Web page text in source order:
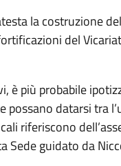
la costruzione
del
è più probabile
datarsi tra
riferiscono
Sede guidato da